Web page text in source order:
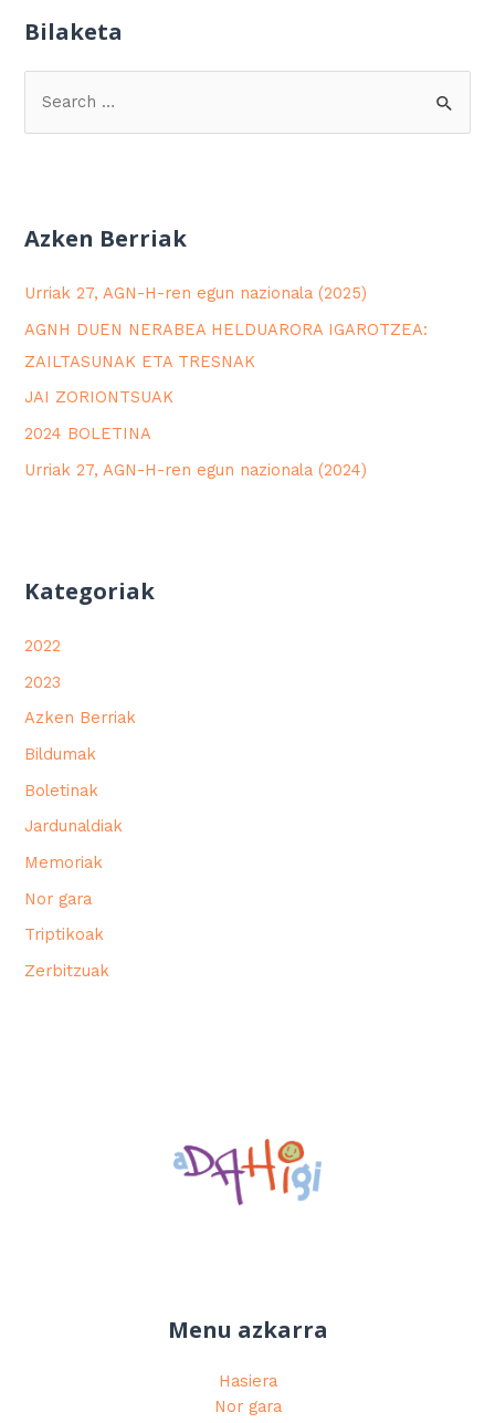
Bilaketa
Azken Berriak
Urriak 27, AGN-H-ren egun nazionala (2025)
AGNH DUEN NERABEA HELDUARORA IGAROTZEA:
ZAILTASUNAK ETA TRESNAK
JAI ZORIONTSUAK
2024 BOLETINA
Urriak 27, AGN-H-ren egun nazionala (2024)
Kategoriak
2022
2023
Azken Berriak
Bildumak
Boletinak
Jardunaldiak
Memoriak
Nor gara
Triptikoak
Zerbitzuak
Menu azkarra
Hasiera
Nor gara